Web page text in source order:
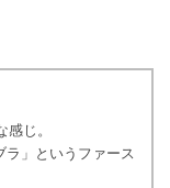
じ。
」というファース